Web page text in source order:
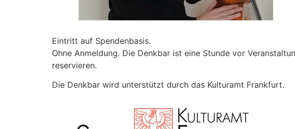
Eintritt auf Spendenbasis.
Ohne Anmeldung. Die Denkbar ist eine Stunde vor
reservieren.
Die Denkbar wird unterstützt durch das Kulturamt Frankfurt.